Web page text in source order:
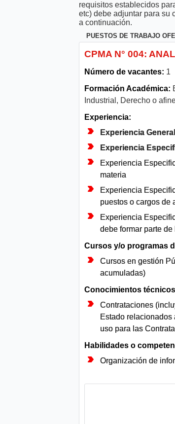
requisitos establecidos
etc) debe adjuntar para su
a continuación.
PUESTOS DE TRABAJO
CPMA N° 004:
Número de vacantes: 1
Formación Académica:
Industrial, Derecho o
Experiencia:
Experiencia
Experiencia
Experiencia
materia
Experiencia
puestos o cargos de
Experiencia
debe formar parte
Cursos y/o programas
Cursos en gestión
acumuladas)
Conocimientos
Contrataciones
Estado
uso para las
Habilidades o
Organización de